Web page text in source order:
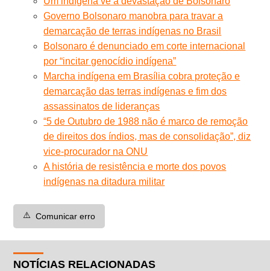
Governo Bolsonaro manobra para travar a
demarcação de terras indígenas no Brasil
Bolsonaro é denunciado em corte internacional
por “incitar genocídio indígena”
Marcha indígena em Brasília cobra proteção e
demarcação das terras indígenas e fim dos
assassinatos de lideranças
“5 de Outubro de 1988 não é marco de remoção
de direitos dos índios, mas de consolidação”, diz
vice-procurador na ONU
A história de resistência e morte dos povos
indígenas na ditadura militar
⚠️ Comunicar erro
NOTÍCIAS RELACIONADAS